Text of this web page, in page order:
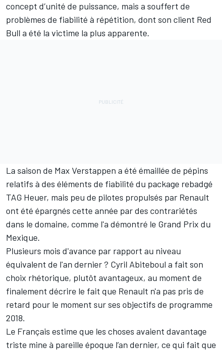
concept d’unité de puissance, mais a souffert de
problèmes de fiabilité à répétition, dont son client Red
Bull a été la victime la plus apparente.
La saison de Max Verstappen a été émaillée de pépins
relatifs à des éléments de fiabilité du package rebadgé
TAG Heuer, mais peu de pilotes propulsés par Renault
ont été épargnés cette année par des contrariétés
dans le domaine, comme l'a démontré le Grand Prix du
Mexique.
Plusieurs mois d'avance par rapport au niveau
équivalent de l'an dernier ? Cyril Abiteboul a fait son
choix rhétorique, plutôt avantageux, au moment de
finalement décrire le fait que Renault n'a pas pris de
retard pour le moment sur ses objectifs de programme
2018.
Le Français estime que les choses avaient davantage
triste mine à pareille époque l’an dernier, ce qui fait que